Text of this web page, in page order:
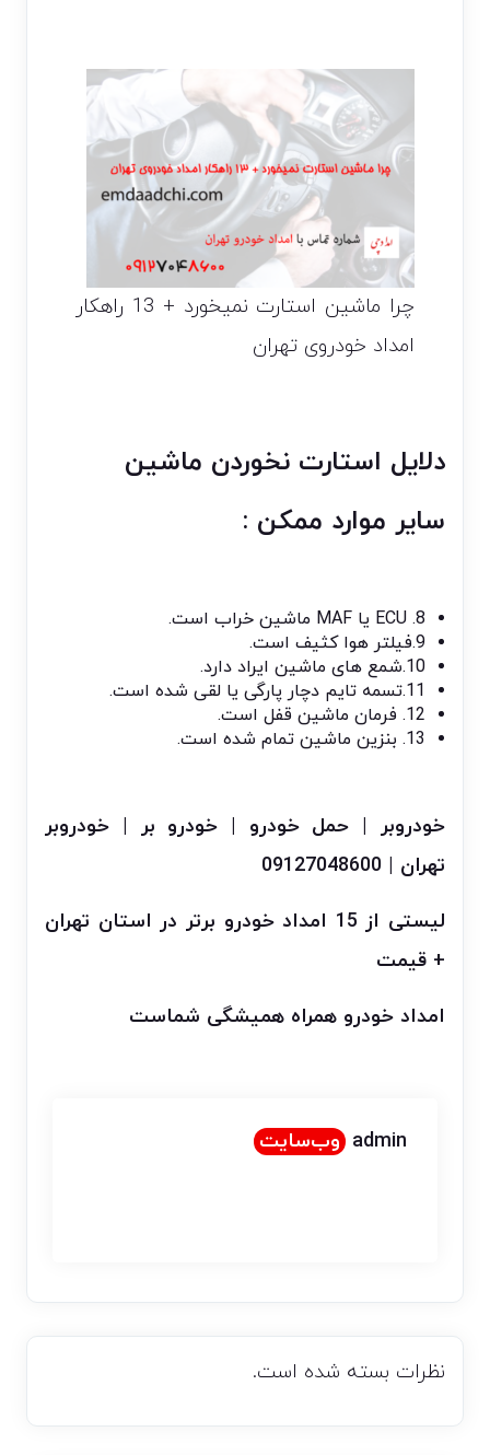
چرا ماشین استارت نمیخورد + 13 راهکار
امداد خودروی تهران
دلایل استارت نخوردن ماشین
سایر موارد ممکن :
8. ECU یا MAF ماشین خراب است.
9.فیلتر هوا کثیف است.
10.شمع های ماشین ایراد دارد.
11.تسمه تایم دچار پارگی یا لقی شده است.
12. فرمان ماشین قفل است.
13. بنزین ماشین تمام شده است.
خودروبر | حمل خودرو | خودرو بر | خودروبر
تهران | 09127048600
لیستی از 15 امداد خودرو برتر در استان تهران
+ قیمت
امداد خودرو همراه همیشگی شماست
admin وب‌سایت
نظرات بسته شده است.